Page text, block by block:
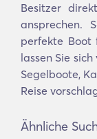
Besitzer
ansprechen.
perfekte Boot
lassen Sie
Segelboote,
Reise
Ähnliche